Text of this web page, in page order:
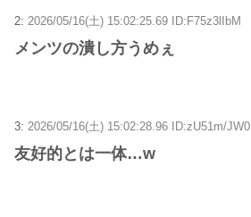
2: 2026/05/16(土) 15:02:25.69 ID:F75z3lIbM
メンツの潰し方うめぇ
3: 2026/05/16(土) 15:02:28.96 ID:zU51m/JW0
友好的とは一体…w